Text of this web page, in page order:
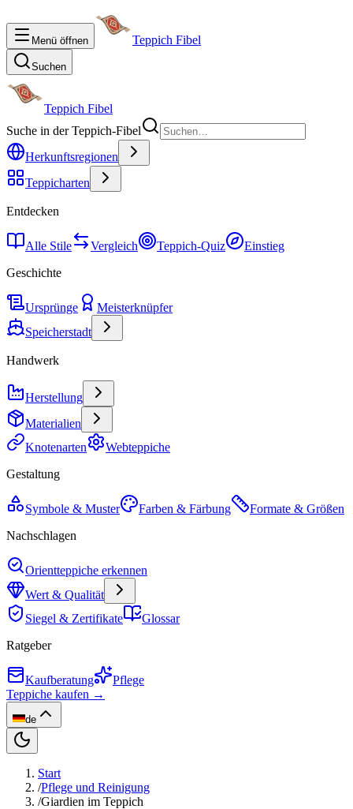
Menü öffnen Teppich Fibel
Suchen
Teppich Fibel
Suche in der Teppich-Fibel
Herkunftsregionen
Teppicharten
Entdecken
Alle Stile Vergleich Teppich-Quiz
Einstieg
Geschichte
Ursprünge
Meisterknüpfer
Speicherstadt
Handwerk
Herstellung
Materialien
Knotenarten
Webteppiche
Gestaltung
Symbole & Muster Farben & Färbung
Formate & Größen
Nachschlagen
Orientteppiche erkennen
Wert & Qualität
Siegel & Zertifikate
Glossar
Ratgeber
Kaufberatung
Pflege
Teppiche kaufen →
de
Start
/Pflege und Reinigung
/Giardien im Teppich